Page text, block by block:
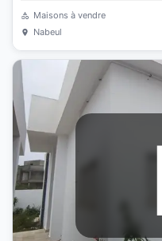
Maisons à vendre
Nabeul